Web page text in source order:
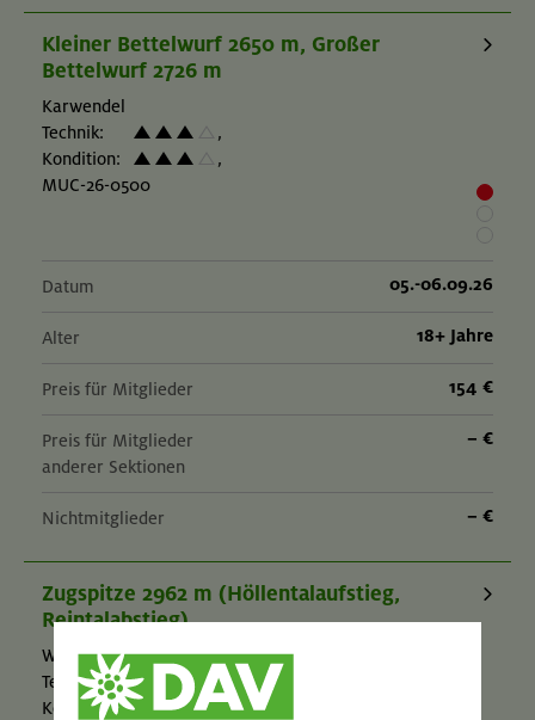
Kleiner Bettelwurf 2650 m, Großer
Bettelwurf 2726 m
Karwendel
Technik:
,
Kondition:
,
MUC-26-0500
Datum 05.-06.09.26
Alter 18+ Jahre
Preis für Mitglieder 154 €
Preis für Mitglieder
anderer Sektionen
– €
Nichtmitglieder – €
Zugspitze 2962 m (Höllentalaufstieg,
Reintalabstieg)
Wettersteingebirge
Technik:
,
Kondition:
,